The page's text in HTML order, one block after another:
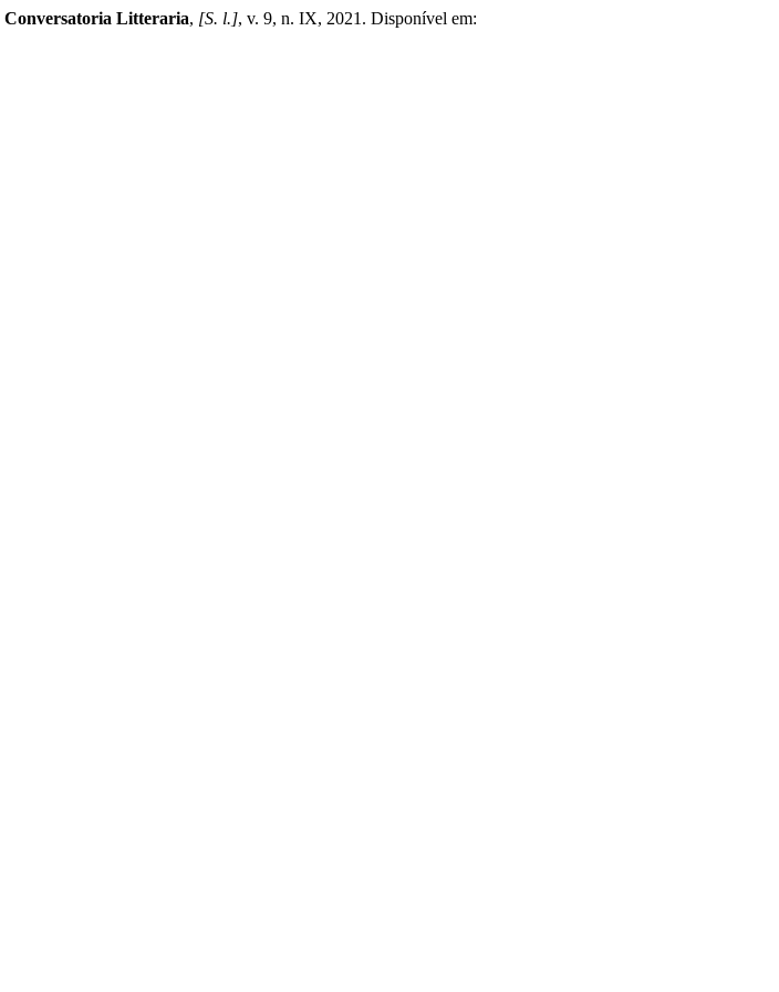
Conversatoria Litteraria, [S. l.], v. 9, n. IX, 2021. Disponível em: